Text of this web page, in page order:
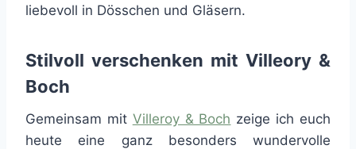
liebevoll in Dösschen und Gläsern.
Stilvoll verschenken mit Villeory &
Boch
Gemeinsam mit Villeroy & Boch zeige ich euch
heute eine ganz besonders wundervolle